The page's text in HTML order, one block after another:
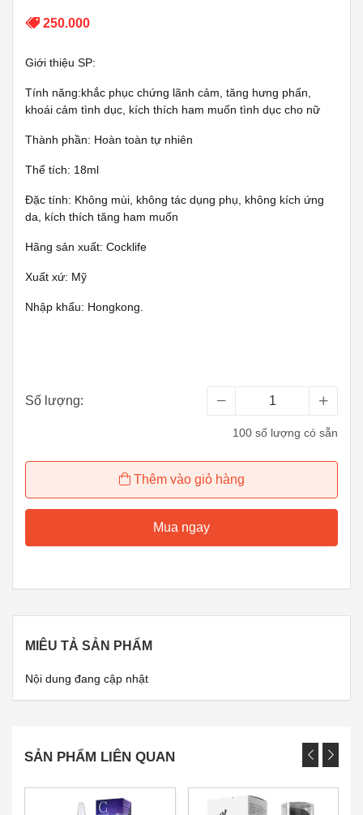
250.000
Giới thiệu SP:
Tính năng:khắc phục chứng lãnh cảm, tăng hưng phấn,
khoái cảm tình dục, kích thích ham muốn tình dục cho nữ
Thành phần: Hoàn toàn tự nhiên
Thể tích: 18ml
Đặc tính: Không mùi, không tác dụng phụ, không kích ứng
da, kích thích tăng ham muốn
Hãng sản xuất: Cocklife
Xuất xứ: Mỹ
Nhập khẩu: Hongkong.
Số lượng:
100 số lượng có sẵn
Thêm vào giỏ hàng
Mua ngay
MIÊU TẢ SẢN PHẨM
Nội dung đang cập nhật
SẢN PHẨM LIÊN QUAN